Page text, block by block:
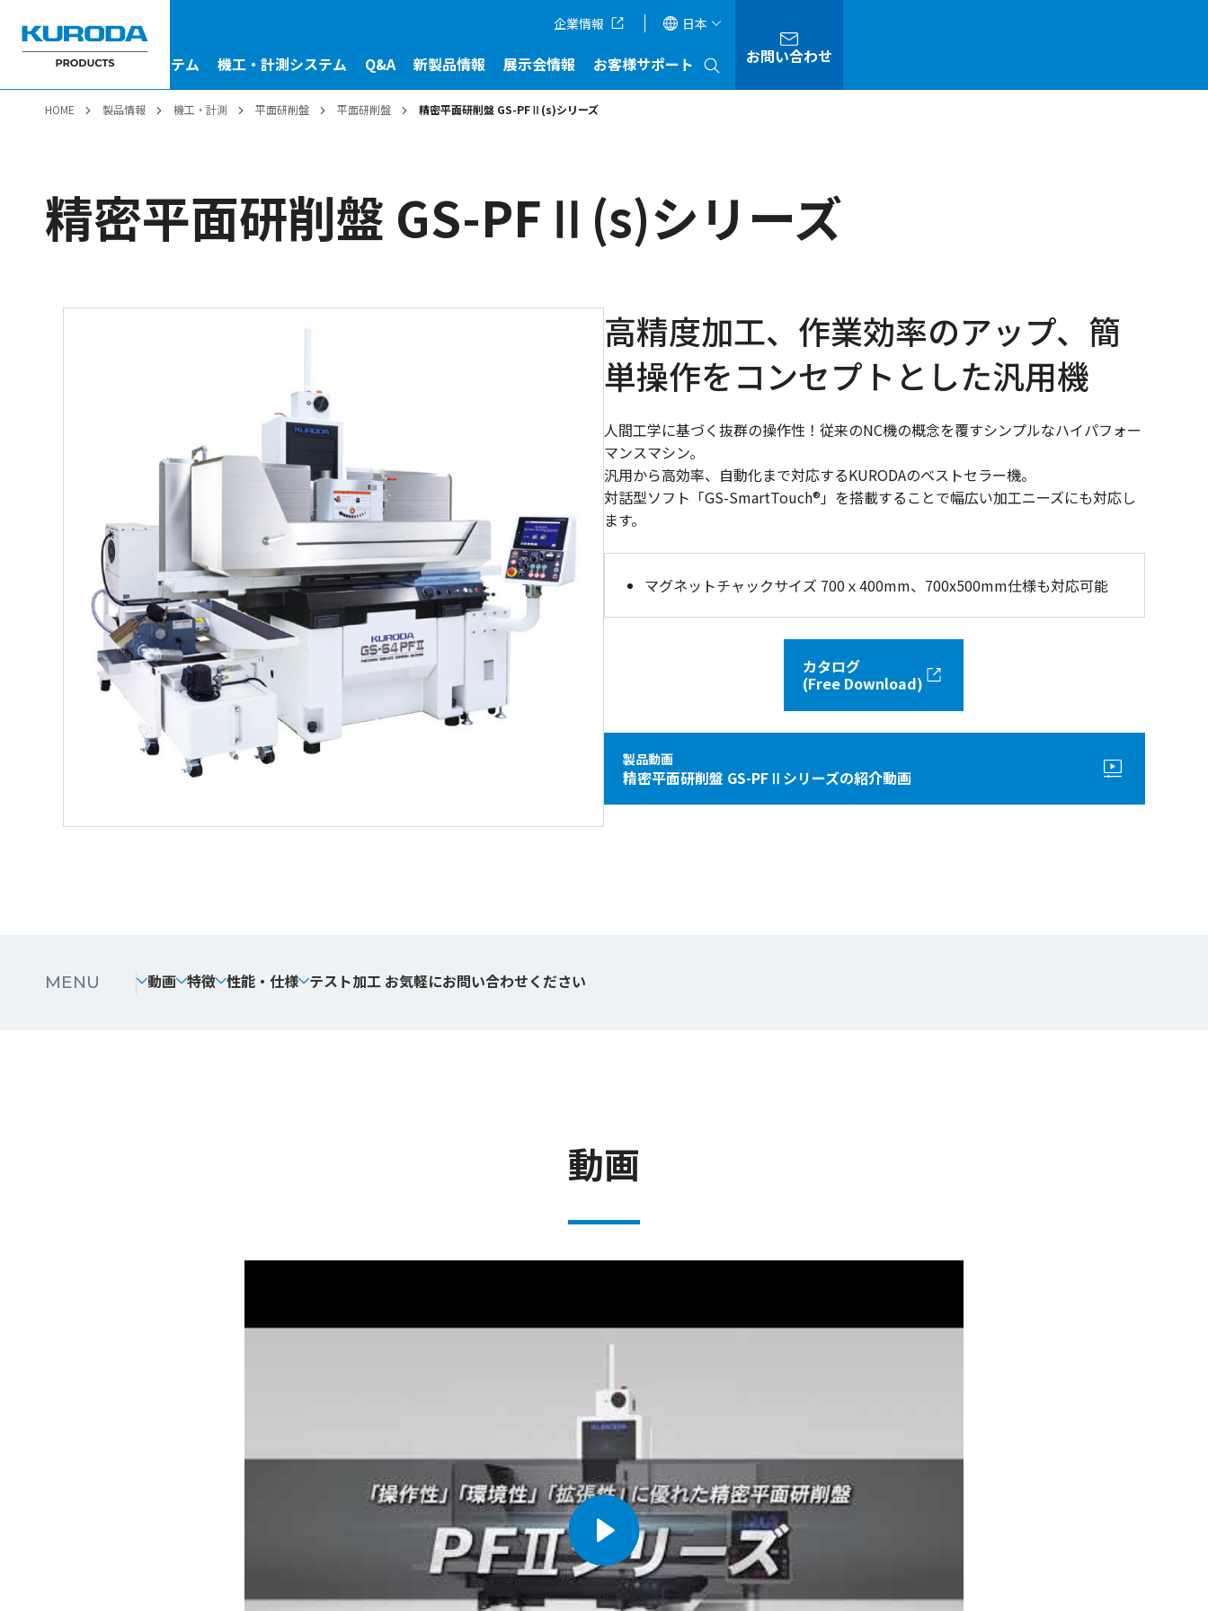
企業情報 日本
駆動システム 金型システム 機工・計測システム Q&A 新製品情報 展示会情報 お客様サポート お問い合わせ
HOME 製品情報 機工・計測 平面研削盤 平面研削盤 精密平面研削盤 GS-PFⅡ(s)シリーズ
精密平面研削盤 GS-PFⅡ(s)シリーズ
高精度加工、作業効率のアップ、簡
単操作をコンセプトとした汎用機
人間工学に基づく抜群の操作性！従来のNC機の概念を覆すシンプルなハイパフォー
マンスマシン。
汎用から高効率、自動化まで対応するKURODAのベストセラー機。
対話型ソフト「GS-SmartTouch®」を搭載することで幅広い加工ニーズにも対応し
ます。
マグネットチャックサイズ 700ｘ400mm、700x500mm仕様も対応可能
カタログ
(Free Download)
製品動画
精密平面研削盤 GS-PFⅡシリーズの紹介動画
MENU 動画 特徴 性能・仕様 テスト加工 お気軽にお問い合わせください
動画